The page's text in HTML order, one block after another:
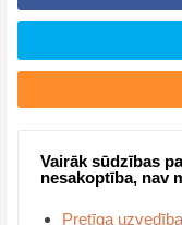
Vairāk sūdzības
nesakoptība, nav
Pretīga uzvedība